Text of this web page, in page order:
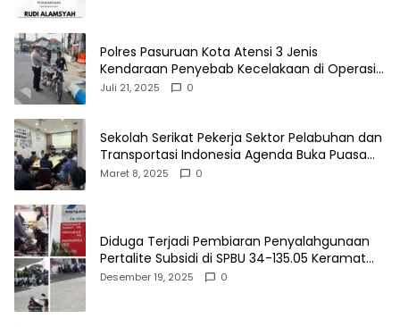
Polres Pasuruan Kota Atensi 3 Jenis
Kendaraan Penyebab Kecelakaan di Operasi
Patuh Semeru 2025
Juli 21, 2025 0
Sekolah Serikat Pekerja Sektor Pelabuhan dan
Transportasi Indonesia Agenda Buka Puasa
Bersama
Maret 8, 2025 0
Diduga Terjadi Pembiaran Penyalahgunaan
Pertalite Subsidi di SPBU 34-135.05 Keramat
Jati, Penimbun Bebas Bertransaksi
Desember 19, 2025 0